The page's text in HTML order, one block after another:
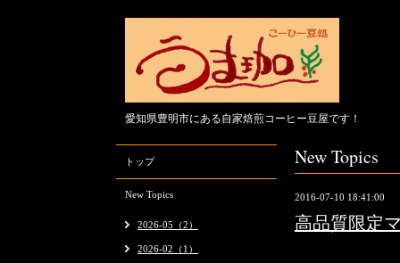
愛知県豊明市にある自家焙煎コーヒー豆屋です！
New Topics
2016-07-10 18:41:00
高品質限定
トップ
New Topics
2026-05（2）
2026-02（1）